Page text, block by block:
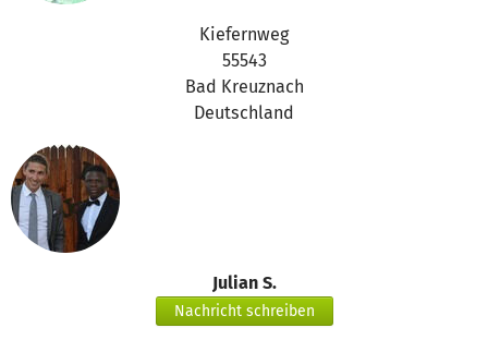
Kiefernweg
55543
Bad Kreuznach
Deutschland
Julian S.
Nachricht schreiben